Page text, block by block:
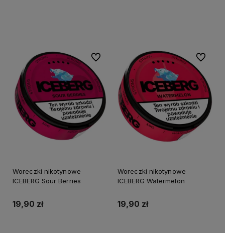
Woreczki nikotynowe
ICEBERG Sour Berries
19,90 zł
Do ulubionych
Woreczki nikotynowe
ICEBERG Watermelon
19,90 zł
Do